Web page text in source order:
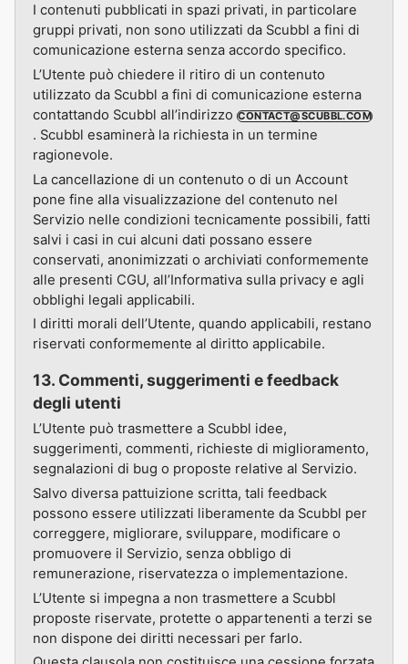
I contenuti pubblicati in spazi privati, in particolare
gruppi privati, non sono utilizzati da Scubbl a fini di
comunicazione esterna senza accordo specifico.
L’Utente può chiedere il ritiro di un contenuto
utilizzato da Scubbl a fini di comunicazione esterna
contattando Scubbl all’indirizzoCONTACT@SCUBBL.COM
. Scubbl esaminerà la richiesta in un termine
ragionevole.
La cancellazione di un contenuto o di un Account
pone fine alla visualizzazione del contenuto nel
Servizio nelle condizioni tecnicamente possibili, fatti
salvi i casi in cui alcuni dati possano essere
conservati, anonimizzati o archiviati conformemente
alle presenti CGU, all’Informativa sulla privacy e agli
obblighi legali applicabili.
I diritti morali dell’Utente, quando applicabili, restano
riservati conformemente al diritto applicabile.
13. Commenti, suggerimenti e feedback
degli utenti
L’Utente può trasmettere a Scubbl idee,
suggerimenti, commenti, richieste di miglioramento,
segnalazioni di bug o proposte relative al Servizio.
Salvo diversa pattuizione scritta, tali feedback
possono essere utilizzati liberamente da Scubbl per
correggere, migliorare, sviluppare, modificare o
promuovere il Servizio, senza obbligo di
remunerazione, riservatezza o implementazione.
L’Utente si impegna a non trasmettere a Scubbl
proposte riservate, protette o appartenenti a terzi se
non dispone dei diritti necessari per farlo.